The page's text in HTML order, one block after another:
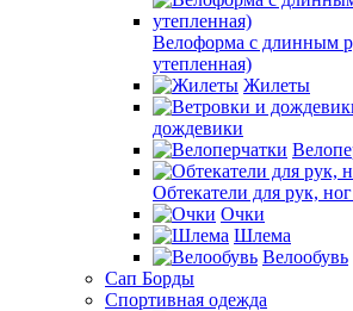
Велоформа с длинным
утепленная)
Жилеты
дождевики
Обтекатели для рук,
Очки
Шлема
Велообувь
Сап Борды
Спортивная одежда